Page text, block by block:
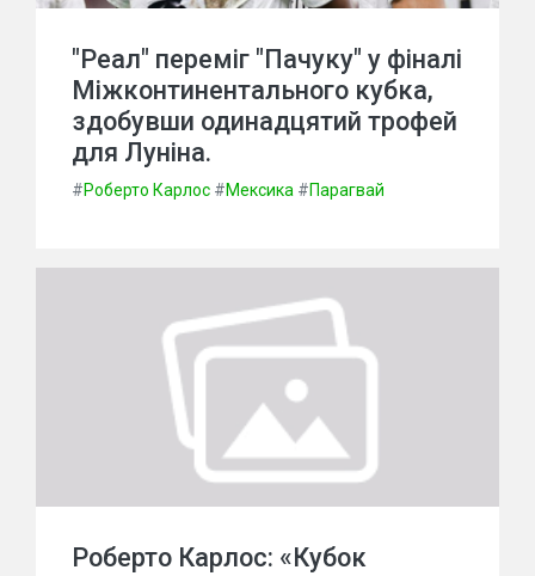
"Реал" переміг "Пачуку" у фіналі
Міжконтинентального кубка,
здобувши одинадцятий трофей
для Луніна.
#Роберто Карлос #Мексика #Парагвай
Роберто Карлос: «Кубок